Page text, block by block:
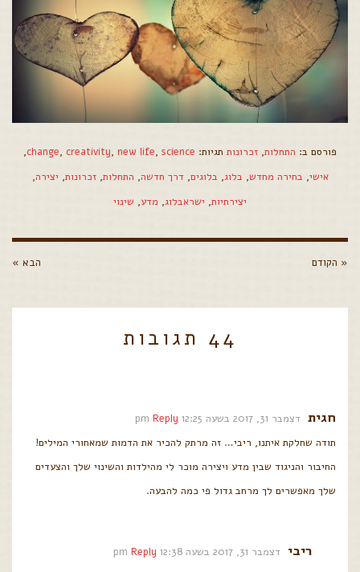
פורסם ב: התחלות, זכרונות תגיות: change, creativity, new life, science
,
אישי, בחירה מחדש, בלוג, בלוגים,דרך חדשה, התחלות,זכרונות, יצירה,
יצירתיות, ישראבלוג, מדע, שינוי
« הקודם הבא »
44 תגובות
חגית דצמבר 31, 2017 בשעה 12:25 pm
Reply
תודה שחלקת איתנו, ריבי… זה מרתק להכיר את הדמות שמאחורי המילים!
החיבור והניגוד שבין מדע ויצירה מוכר לי מהילדות והשינוי שלך והצעדים
שלך מאפשרים לך מרחב גדול פי כמה להבעה.
ריבי דצמבר 31, 2017 בשעה 12:38 pm
Reply